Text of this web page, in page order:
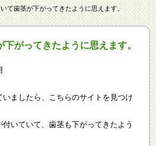
て歯茎が下がってきたように思えます。
がってきたように思えます。
ましたら、こちらのサイトを見つけ
いていて、歯茎も下がってきたよう